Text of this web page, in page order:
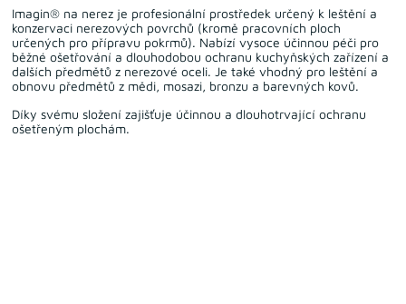
Imagin® na nerez je profesionální prostředek určený k leštění a
konzervaci nerezových povrchů (kromě pracovních ploch
určených pro přípravu pokrmů). Nabízí vysoce účinnou péči pro
běžné ošetřování a dlouhodobou ochranu kuchyňských zařízení a
dalších předmětů z nerezové oceli. Je také vhodný pro leštění a
obnovu předmětů z mědi, mosazi, bronzu a barevných kovů.
Díky svému složení zajišťuje účinnou a dlouhotrvající ochranu
ošetřeným plochám.